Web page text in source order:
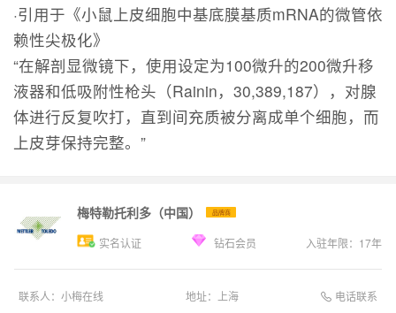
·引用于《小鼠上皮细胞中基底膜基质mRNA的微管依
赖性尖极化》
“在解剖显微镜下，使用设定为100微升的200微升移
液器和低吸附性枪头（Rainin，30,389,187），对腺
体进行反复吹打，直到间充质被分离成单个细胞，而
上皮芽保持完整。”
梅特勒托利多（中国） 品牌商
实名认证 钻石会员 入驻年限： 17年
联系人： 小梅在线 地址： 上海 电话联系